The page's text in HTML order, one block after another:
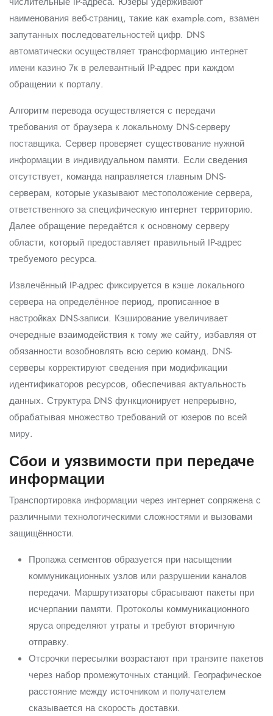
наименования веб-страниц, такие как example.com, взамен
запутанных последовательностей цифр. DNS
автоматически осуществляет трансформацию интернет
имени казино 7к в релевантный IP-адрес при каждом
обращении к порталу.
Алгоритм перевода осуществляется с передачи
требования от браузера к локальному DNS-серверу
поставщика. Сервер проверяет существование нужной
информации в индивидуальном памяти. Если сведения
отсутствует, команда направляется главным DNS-
серверам, которые указывают местоположение сервера,
ответственного за специфическую интернет территорию.
Далее обращение передаётся к основному серверу
области, который предоставляет правильный IP-адрес
требуемого ресурса.
Извлечённый IP-адрес фиксируется в кэше локального
сервера на определённое период, прописанное в
настройках DNS-записи. Кэширование увеличивает
очередные взаимодействия к тому же сайту, избавляя от
обязанности возобновлять всю серию команд. DNS-
серверы корректируют сведения при модификации
идентификаторов ресурсов, обеспечивая актуальность
данных. Структура DNS функционирует непрерывно,
обрабатывая множество требований от юзеров по всей
миру.
Сбои и уязвимости при передаче
информации
Транспортировка информации через интернет сопряжена с
различными технологическими сложностями и вызовами
защищённости.
Пропажа сегментов образуется при насыщении
коммуникационных узлов или разрушении каналов
передачи. Маршрутизаторы сбрасывают пакеты при
исчерпании памяти. Протоколы коммуникационного
яруса определяют утраты и требуют вторичную
отправку.
Отсрочки пересылки возрастают при транзите пакетов
через набор промежуточных станций. Географическое
расстояние между источником и получателем
сказывается на скорость доставки.